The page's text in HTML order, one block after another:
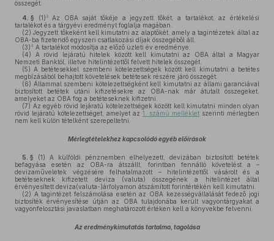
összegét.
4. § (1) 3Az OBA saját tőkéje a jegyzett tőkét, a tartalékot, az értékelési
tartalékot és a tárgyévi eredményt foglalja magában.
(2) Jegyzett tőkeként kell kimutatni az alaptőkét, amely a tagintézetek által az
OBA-ba fizetendő egyszeri csatlakozási díjak összegéből áll.
(3)4 A tartalékot módosítja az előző üzleti év eredménye.
(4) A rövid lejáratú hitelek között kell kimutatni az OBA által a Magyar
Nemzeti Banktól, illetve hitelintézettől felvett hitelek összegét.
(5) A betétesekkel szembeni kötelezettségek között kell kimutatni a betétes
megbízásából behajtott követelések betétesek részére járó összegét.
(6) Állammal szembeni kötelezettségként kell kimutatni az állami garanciával
biztosított betétek utáni kifizetésekre az OBA-nak már átutalt összegeket,
amelyeket az OBA fog a betéteseknek kifizetni.
(7) Az egyéb rövid lejáratú kötelezettségek között kell kimutatni minden olyan
rövid lejáratú kötelezettséget, amelyet az 1. számú melléklet szerinti mérlegben
nem kell külön tételként szerepeltetni.
Mérlegtételekhez kapcsolódó egyéb előírások
5. § (1) A külföldi pénznemben elhelyezett, devizában biztosított betétek
befagyása esetén az OBA-ra átszállt, forintban fennálló követelést a –
devizaműveletek végzésére felhatalmazott – hitelintézettől vásárolt és a
betéteseknek kifizetett deviza (valuta) összegének a hitelintézet által
érvényesített deviza(valuta-)árfolyamon átszámított forintértékén kell kimutatni.
(2) A tagintézet felszámolása esetén az OBA kezességvállalását fedező jogi
biztosíték érvényesítése útján az OBA tulajdonába került vagyontárgyakat a
vagyonfelosztási javaslatban meghatározott értéken kell a könyvekbe felvenni.
Az eredménykimutatás tartalma, tagolása